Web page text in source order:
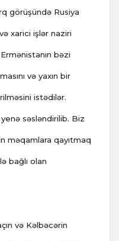
görüşündə Rusiya
xarici işlər naziri
bəzi
və yaxın bir
istədilər.
səsləndirilib. Biz
məqamlara qayıtmaq
bağlı olan
və Kəlbəcərin